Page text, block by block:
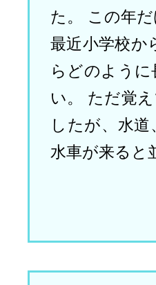
た。 この年
最近小学校か
らどのよう
い。 ただ覚
したが、水
水車が来ると